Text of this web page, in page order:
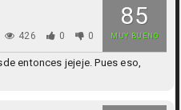
85
MUY BUENO
426 0 0
entonces jejeje. Pues eso,